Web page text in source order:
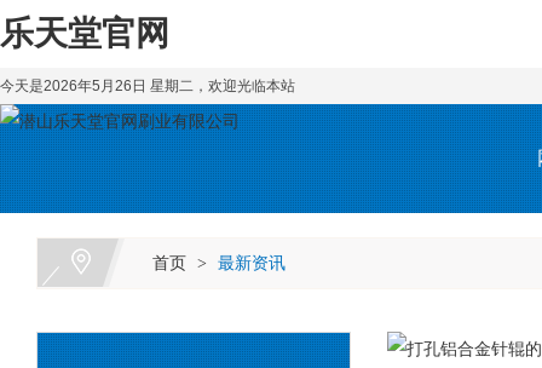
乐天堂官网
今天是2026年5月26日 星期二，欢迎光临本站
首页 > 最新资讯